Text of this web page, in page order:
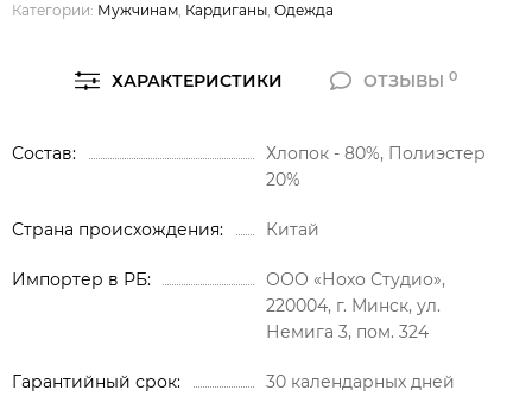
Категории: Мужчинам, Кардиганы, Одежда
ХАРАКТЕРИСТИКИ ОТЗЫВЫ0
Состав
Хлопок - 80%, Полиэстер
20%
Страна происхождения Китай
Импортер в РБ
ООО «Нохо Студио»,
220004, г. Минск, ул.
Немига 3, пом. 324
Гарантийный срок 30 календарных дней